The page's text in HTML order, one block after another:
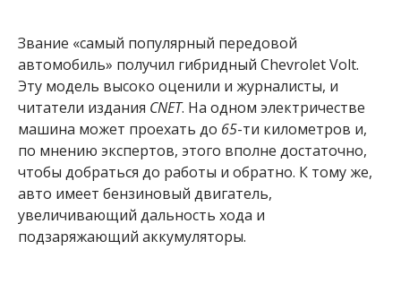
Звание «самый популярный передовой
автомобиль» получил гибридный Chevrolet Volt.
Эту модель высоко оценили и журналисты, и
читатели издания CNET. На одном электричестве
машина может проехать до 65-ти километров и,
по мнению экспертов, этого вполне достаточно,
чтобы добраться до работы и обратно. К тому же,
авто имеет бензиновый двигатель,
увеличивающий дальность хода и
подзаряжающий аккумуляторы.